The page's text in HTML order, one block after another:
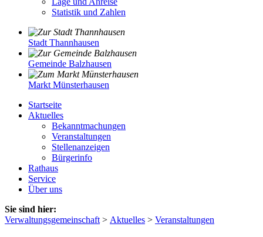
Statistik und Zahlen
Stadt Thannhausen
Gemeinde Balzhausen
Markt Münsterhausen
Startseite
Aktuelles
Bekanntmachungen
Veranstaltungen
Stellenanzeigen
Bürgerinfo
Rathaus
Service
Über uns
Sie sind hier:
Verwaltungsgemeinschaft > Aktuelles > Veranstaltungen